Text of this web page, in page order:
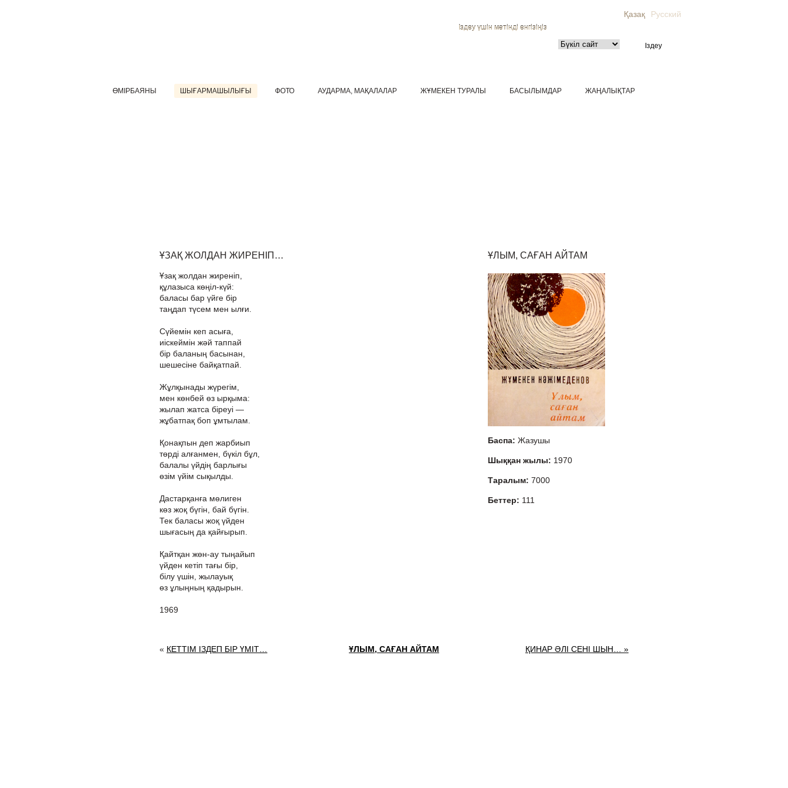
Қазақ Русский
Іздеу үшін мәтінді енгізіңіз
ӨМІРБАЯНЫ ШЫҒАРМАШЫЛЫҒЫ ФОТО АУДАРМА, МАҚАЛАЛАР ЖҰМЕКЕН ТУРАЛЫ БАСЫЛЫМДАР ЖАҢАЛЫҚТАР
ҰЗАҚ ЖОЛДАН ЖИРЕНІП…
Ұзақ жолдан жиреніп,
құлазыса көңіл-күй:
баласы бар үйге бір
таңдап түсем мен ылғи.
Сүйемін кеп асыға,
иіскеймін жәй таппай
бір баланың басынан,
шешесіне байқатпай.
Жұлқынады жүрегім,
мен көнбей өз ырқыма:
жылап жатса біреуі —
жұбатпақ боп ұмтылам.
Қонақпын деп жарбиып
төрді алғанмен, бүкіл бұл,
балалы үйдің барлығы
өзім үйім сықылды.
Дастарқанға мөлиген
көз жоқ бүгін, бай бүгін.
Тек баласы жоқ үйден
шығасың да қайғырып.
Қайтқан жөн-ау тыңайып
үйден кетіп тағы бір,
білу үшін, жылауық
өз ұлыңның қадырын.
1969
ҰЛЫМ, САҒАН АЙТАМ
Баспа: Жазушы
Шыққан жылы: 1970
Таралым: 7000
Беттер: 111
« КЕТТІМ ІЗДЕП БІР ҮМІТ… ҰЛЫМ, САҒАН АЙТАМ ҚИНАР ӘЛІ СЕНІ ШЫН… »